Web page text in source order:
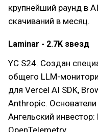
крупнейший раунд в
скачиваний в месяц.
Laminar - 2.7K звезд
YC S24. Создан
общего LLM-
для Vercel AI SDK,
Anthropic.
Ангельский
OpenTelemetry.